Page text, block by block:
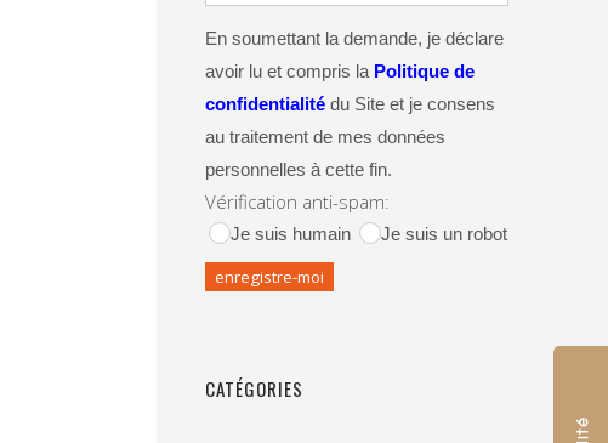
En soumettant la demande, je déclare
avoir lu et compris la Politique de
confidentialité du Site et je consens
au traitement de mes données
personnelles à cette fin.
Vérification anti-spam:
Je suis humain Je suis un robot
CATÉGORIES